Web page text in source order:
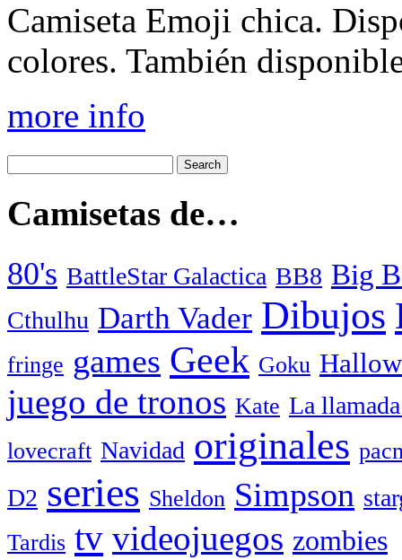
Camiseta Emoji chica.
colores. También
more info
Camisetas de…
80's BattleStar Galactica BB8 Big
Cthulhu Darth Vader Dibujos
fringe games Geek Goku
juego de tronos Kate La
lovecraft Navidad originales
D2 series Sheldon Simpson
Tardis tv videojuegos zombies